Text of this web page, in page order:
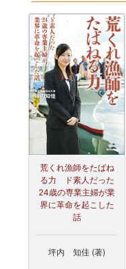
荒くれ漁師をたばね
る力 ド素人だった
24歳の専業主婦が業
界に革命を起こした
話
坪内 知佳 (著)